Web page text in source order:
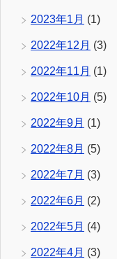
2023年1月 (1)
2022年12月 (3)
2022年11月 (1)
2022年10月 (5)
2022年9月 (1)
2022年8月 (5)
2022年7月 (3)
2022年6月 (2)
2022年5月 (4)
2022年4月 (3)